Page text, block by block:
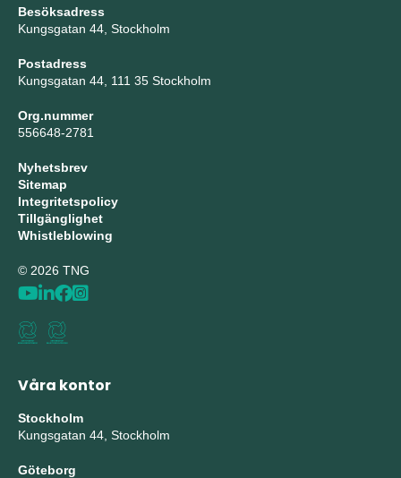
Besöksadress
Kungsgatan 44, Stockholm
Postadress
Kungsgatan 44, 111 35 Stockholm
Org.nummer
556648-2781
Nyhetsbrev
Sitemap
Integritetspolicy
Tillgänglighet
Whistleblowing
© 2026 TNG
Våra kontor
Stockholm
Kungsgatan 44, Stockholm
Göteborg